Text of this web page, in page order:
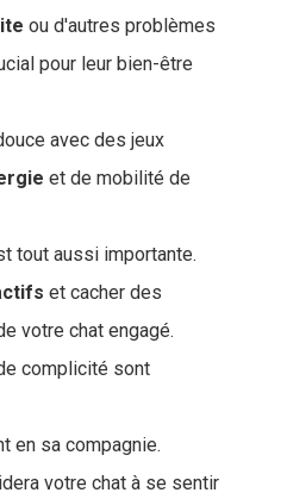
ou d'autres problèmes
pour leur bien-être
avec des jeux
et de mobilité de
tout aussi importante.
et cacher des
votre chat engagé.
complicité sont
en sa compagnie.
votre chat à se sentir